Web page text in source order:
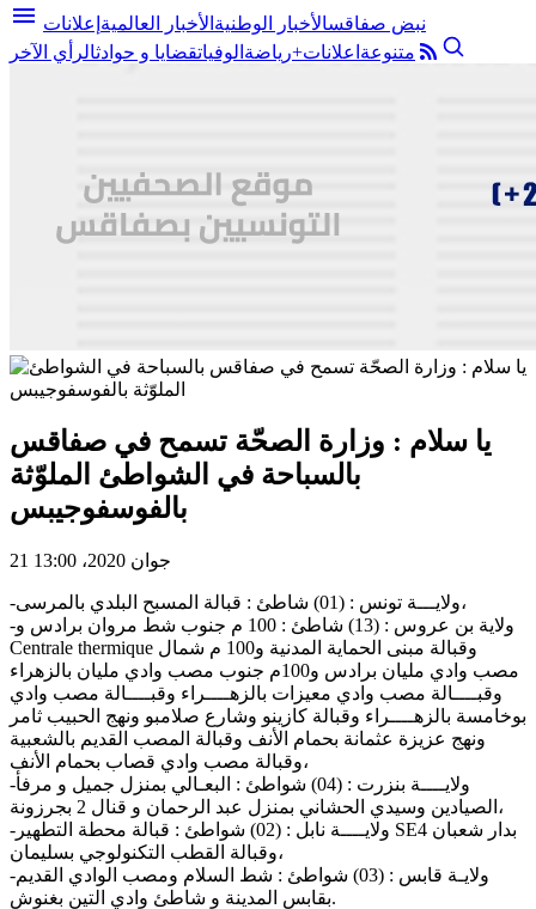
menu نبض صفاقسالأخبار الوطنية الأخبار العالمية إعلانات
متنوعة اعلانات+رياضة الوفياتقضايا و حوادثالرأي الآخر
يا سلام : وزارة الصحّة تسمح في صفاقس
بالسباحة في الشواطئ الملوّثة
بالفوسفوجيبس
21 جوان 2020، 13:00
-ولايـــة تونس : (01) شاطئ : قبالة المسبح البلدي بالمرسى،
-ولاية بن عروس : (13) شاطئ : 100 م جنوب شط مروان برادس و
Centrale thermique وقبالة مبنى الحماية المدنية و100 م شمال
مصب وادي مليان برادس و100م جنوب مصب وادي مليان بالزهراء
وقبــــالة مصب وادي معيزات بالزهــــراء وقبــــالة مصب وادي
بوخامسة بالزهــــراء وقبالة كازينو وشارع صلامبو ونهج الحبيب ثامر
ونهج عزيزة عثمانة بحمام الأنف وقبالة المصب القديم بالشعبية
وقبالة مصب وادي قصاب بحمام الأنف،
-ولايــــة بنزرت : (04) شواطئ : البعـالي بمنزل جميل و مرفأ
الصيادين وسيدي الحشاني بمنزل عبد الرحمان و قنال 2 بجرزونة،
-ولايــــة نابل : (02) شواطئ : قبالة محطة التطهير SE4 بدار شعبان
وقبالة القطب التكنولوجي بسليمان،
-ولايـة قابس : (03) شواطئ : شط السلام ومصب الوادي القديم
بقابس المدينة و شاطئ وادي التين بغنوش.